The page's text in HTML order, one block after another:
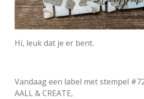
Hi, leuk dat je er bent.
Vandaag een label met stempel
AALL & CREATE,